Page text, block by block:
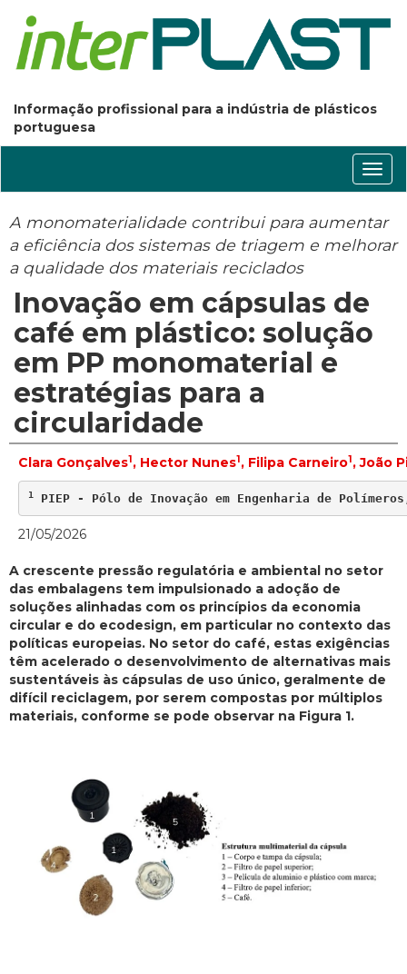
Informação profissional para a indústria de plásticos
portuguesa
A monomaterialidade contribui para aumentar
a eficiência dos sistemas de triagem e melhorar
a qualidade dos materiais reciclados
Inovação em cápsulas de
café em plástico: solução
em PP monomaterial e
estratégias para a
circularidade
Clara Gonçalves1 , Hector Nunes1 , Filipa Carneiro1 , João
1 PIEP - Pólo de Inovação em Engenharia de
21/05/2026
A crescente pressão regulatória e ambiental no setor
das embalagens tem impulsionado a adoção de
soluções alinhadas com os princípios da economia
circular e do ecodesign, em particular no contexto das
políticas europeias. No setor do café, estas exigências
têm acelerado o desenvolvimento de alternativas mais
sustentáveis às cápsulas de uso único, geralmente de
difícil reciclagem, por serem compostas por múltiplos
materiais, conforme se pode observar na Figura 1.